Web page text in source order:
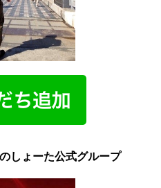
しょーた公式グループ